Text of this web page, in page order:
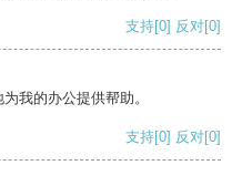
支持[0] 反对[0]
我的办公提供帮助。
支持[0] 反对[0]